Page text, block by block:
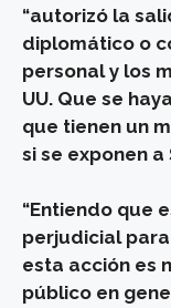
“autorizó la
diplomático o
personal y los
UU. Que se
que tienen un
si se exponen a
“Entiendo que
perjudicial
esta acción es
público en